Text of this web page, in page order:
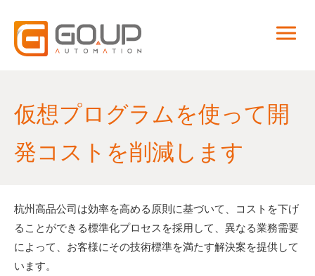
仮想プログラムを使って開
発コストを削減します
杭州高品公司は効率を高める原則に基づいて、コストを下げ
ることができる標準化プロセスを採用して、異なる業務需要
によって、お客様にその技術標準を満たす解決案を提供して
います。